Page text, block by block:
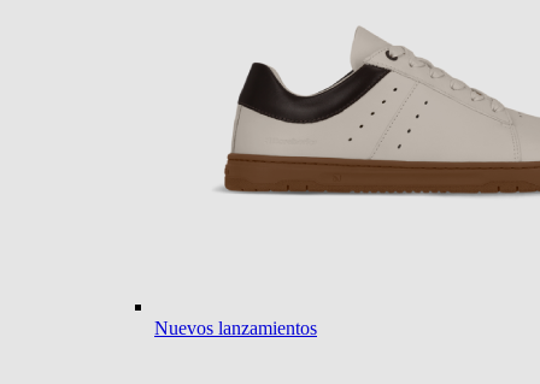
Nuevos lanzamientos